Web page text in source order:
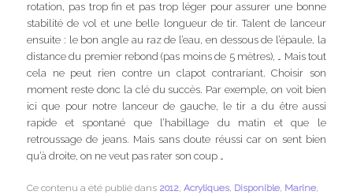
rotation, pas trop fin et pas trop léger pour assurer une bonne
stabilité de vol et une belle longueur de tir. Talent de lanceur
ensuite : le bon angle au raz de l’eau, en dessous de l’épaule, la
distance du premier rebond (pas moins de 5 mètres), … Mais tout
cela ne peut rien contre un clapot contrariant. Choisir son
moment reste donc la clé du succès. Par exemple, on voit bien
ici que pour notre lanceur de gauche, le tir a du être aussi
rapide et spontané que l’habillage du matin et que le
retroussage de jeans. Mais sans doute réussi car on sent bien
qu’à droite, on ne veut pas rater son coup …
Ce contenu a été publié dans 2012,Acryliques, Disponible, Marine,